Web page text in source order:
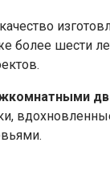
шести